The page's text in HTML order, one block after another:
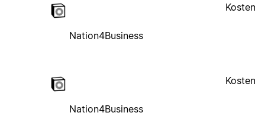
Nation4Business
Nation4Business